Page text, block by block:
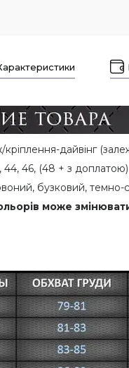
дайвінг
44, 46, (48 + з доплатою)
бузковий, темно-
може